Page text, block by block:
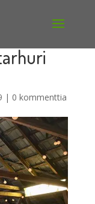
| 0 kommenttia